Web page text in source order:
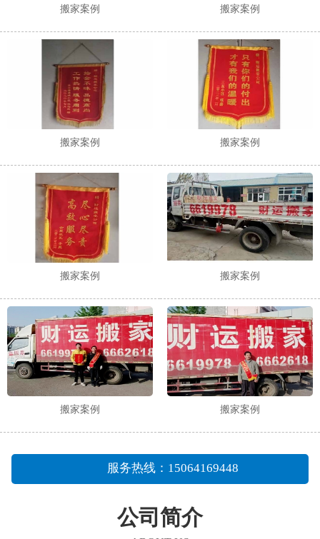
搬家案例 搬家案例
搬家案例 搬家案例
搬家案例 搬家案例
搬家案例 搬家案例
服务热线：15064169448
公司简介